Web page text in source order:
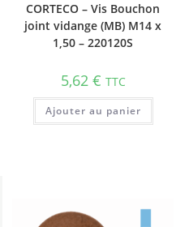
CORTECO – Vis Bouchon
joint vidange (MB) M14 x
1,50 – 220120S
5,62 € TTC
Ajouter au panier